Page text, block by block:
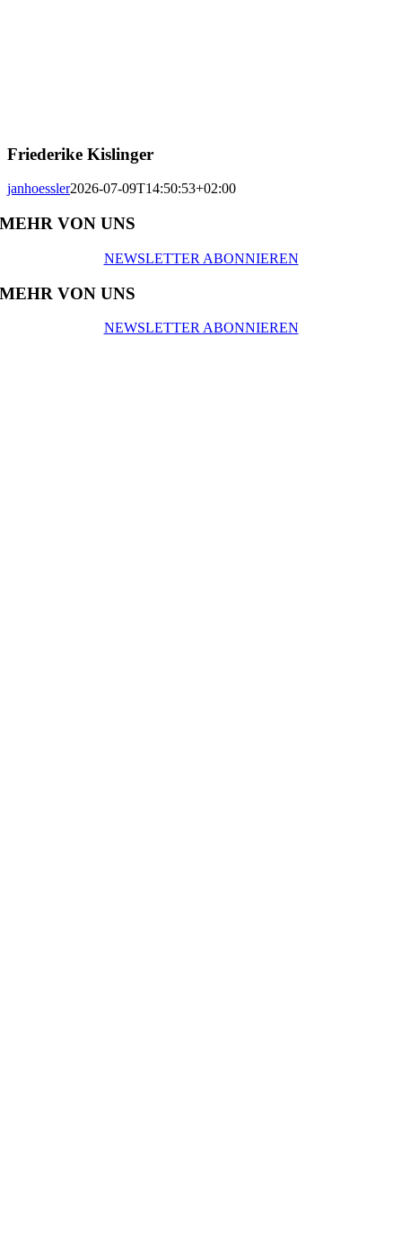
Friederike Kislinger
janhoessler2026-07-09T14:50:53+02:00
MEHR VON UNS
NEWSLETTER ABONNIEREN
MEHR VON UNS
NEWSLETTER ABONNIEREN